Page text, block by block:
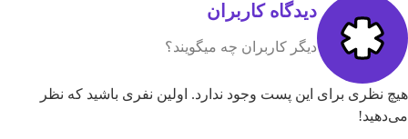
دیدگاه کاربران
دیگر کاربران چه میگویند؟
برای این پست وجود ندارد. اولین نفری باشید که نظر